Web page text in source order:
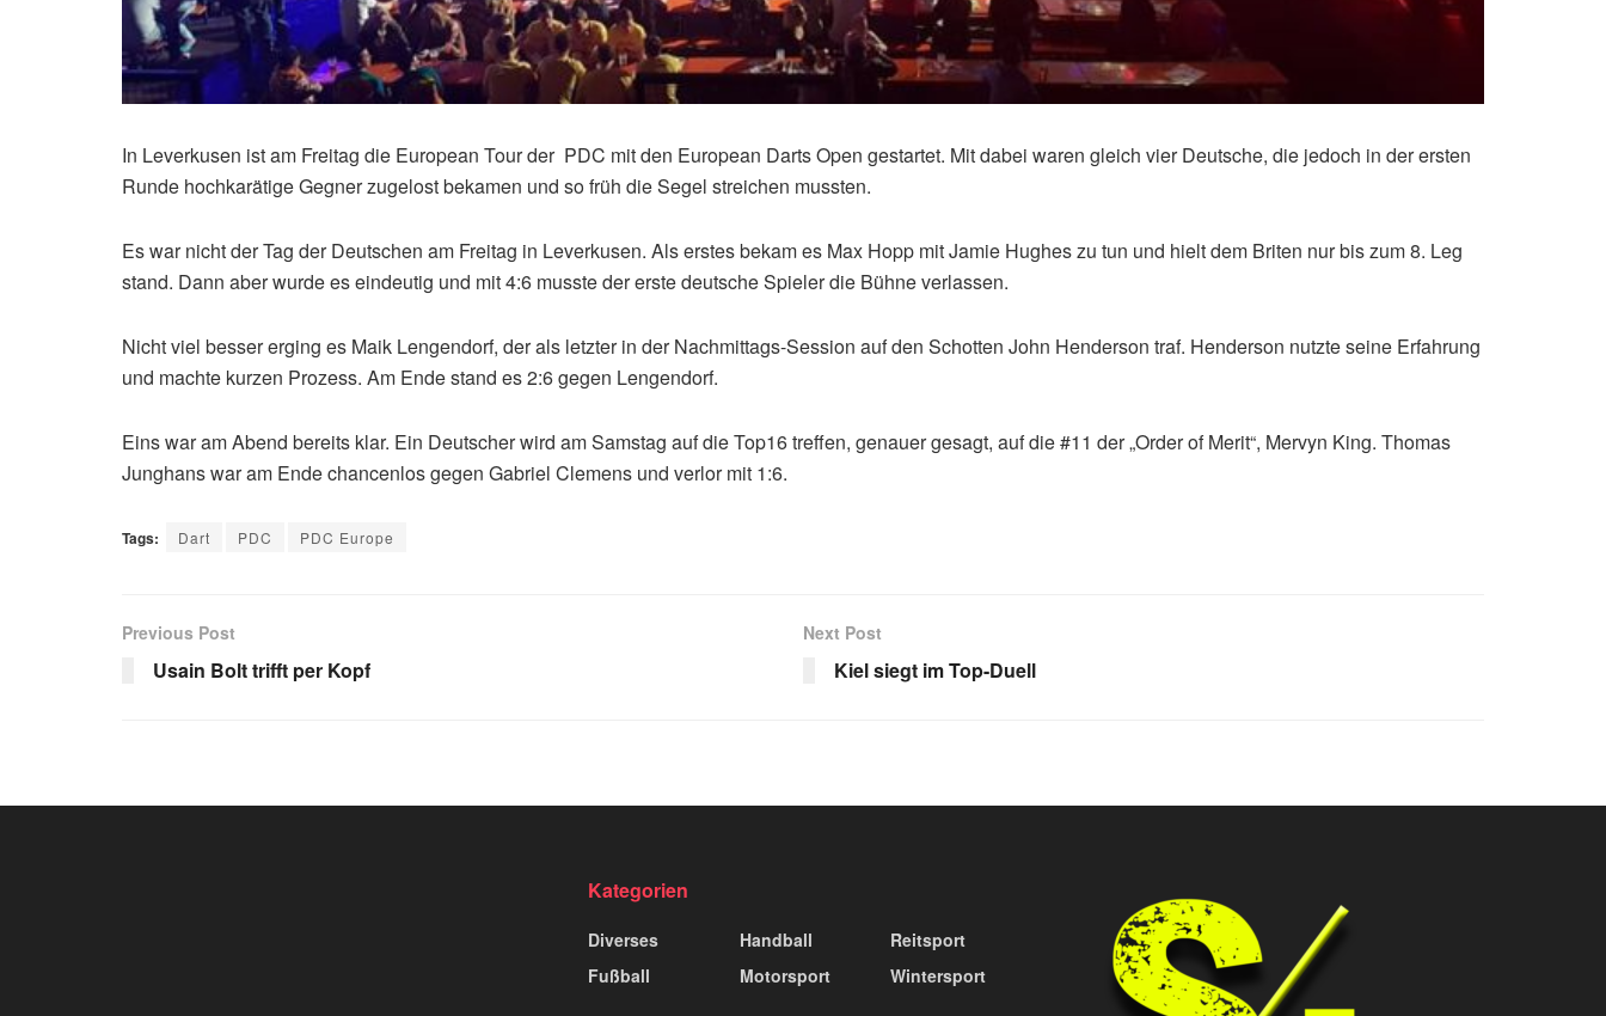
In Leverkusen ist am Freitag die European Tour der PDC mit den European Darts Open gestartet. Mit dabei waren gleich vier Deutsche, die jedoch in der ersten
Runde hochkarätige Gegner zugelost bekamen und so früh die Segel streichen mussten.
Es war nicht der Tag der Deutschen am Freitag in Leverkusen. Als erstes bekam es Max Hopp mit Jamie Hughes zu tun und hielt dem Briten nur bis zum 8. Leg
stand. Dann aber wurde es eindeutig und mit 4:6 musste der erste deutsche Spieler die Bühne verlassen.
Nicht viel besser erging es Maik Lengendorf, der als letzter in der Nachmittags-Session auf den Schotten John Henderson traf. Henderson nutzte seine Erfahrung
und machte kurzen Prozess. Am Ende stand es 2:6 gegen Lengendorf.
Eins war am Abend bereits klar. Ein Deutscher wird am Samstag auf die Top16 treffen, genauer gesagt, auf die #11 der „Order of Merit“, Mervyn King. Thomas
Junghans war am Ende chancenlos gegen Gabriel Clemens und verlor mit 1:6.
Tags: Dart PDC PDC Europe
Previous Post
Usain Bolt trifft per Kopf
Next Post
Kiel siegt im Top-Duell
Kategorien
Diverses
Fußball
Handball
Motorsport
Reitsport
Wintersport